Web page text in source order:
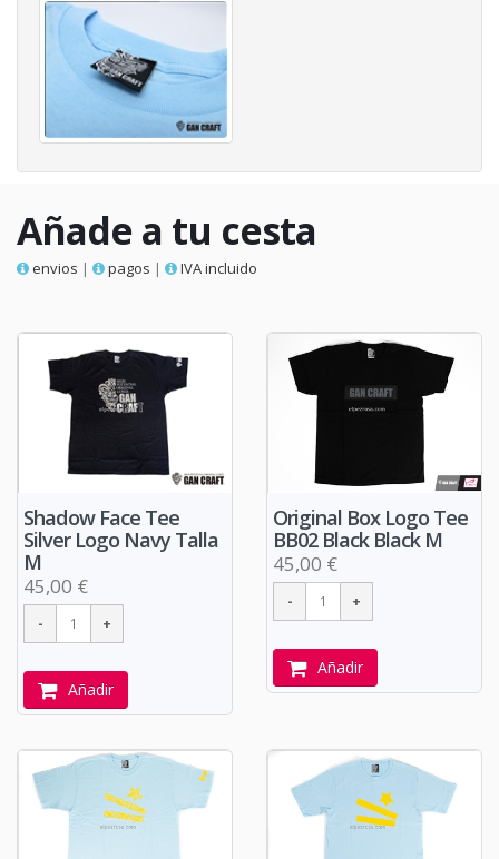
Añade a tu cesta
envios | pagos | IVA incluido
Shadow Face Tee
Silver Logo Navy Talla
M
45,00 €
Añadir
Original Box Logo Tee
BB02 Black Black M
45,00 €
Añadir